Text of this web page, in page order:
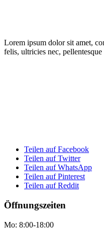
Lorem ipsum dolor sit amet,
felis, ultricies nec,
Teilen auf Facebook
Teilen auf Twitter
Teilen auf WhatsApp
Teilen auf Pinterest
Teilen auf Reddit
Öffnungszeiten
Mo: 8:00-18:00